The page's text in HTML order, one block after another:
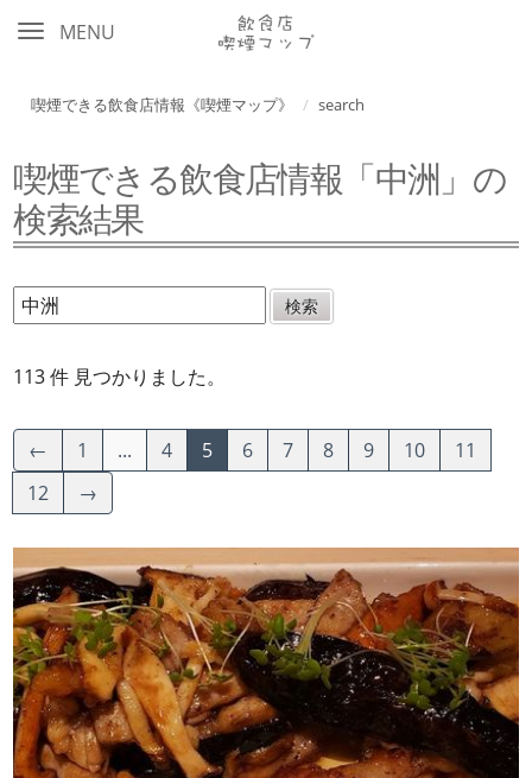
MENU
喫煙できる飲食店情報《喫煙マップ》 search
喫煙できる飲食店情報「中洲」の
検索結果
113 件 見つかりました。
← 1 ... 4 5 6 7 8 9 10
11
12
→